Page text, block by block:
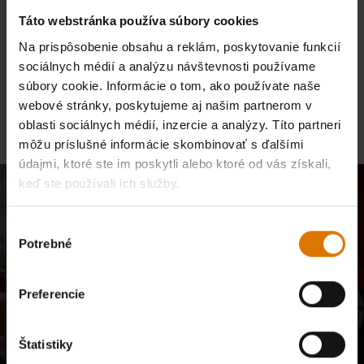
Táto webstránka používa súbory cookies
Na prispôsobenie obsahu a reklám, poskytovanie funkcií
sociálnych médií a analýzu návštevnosti používame
súbory cookie. Informácie o tom, ako používate naše
webové stránky, poskytujeme aj našim partnerom v
oblasti sociálnych médií, inzercie a analýzy. Títo partneri
môžu príslušné informácie skombinovať s ďalšími
údajmi, ktoré ste im poskytli alebo ktoré od vás získali,
keď ste používali ich služby.
súhlasu
Potrebné
Preferencie
Štatistiky
Pokračovať v nákupe
Pridajte sa k našej komunite
E-mailové aktualizácie od našej komunity majstrov grilovania,
nadšencov jedla a milovníkov varenia v prírode.
E-mailová adresa Prihlásiť sa
Zaregistrujte ma na odber e-mailov od spoločností Weber-Stephen Deutschland
GmbH a Weber-Stephen CZ&SK spol. s r.o., aby som dostával exkluzívny obsah